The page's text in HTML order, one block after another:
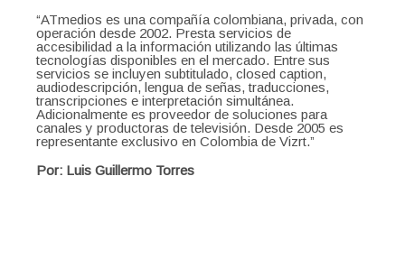
“ATmedios es una compañía colombiana, privada, con
operación desde 2002. Presta servicios de
accesibilidad a la información utilizando las últimas
tecnologías disponibles en el mercado. Entre sus
servicios se incluyen subtitulado, closed caption,
audiodescripción, lengua de señas, traducciones,
transcripciones e interpretación simultánea.
Adicionalmente es proveedor de soluciones para
canales y productoras de televisión. Desde 2005 es
representante exclusivo en Colombia de Vizrt.”
Por: Luis Guillermo Torres